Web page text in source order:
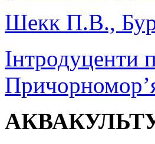
Шекк П.В.,
Інтродуценти